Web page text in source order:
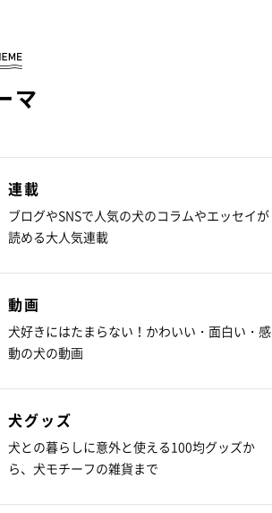
マ
連載
ブログやSNSで人気の犬のコラムやエッセイが
読める大人気連載
動画
犬好きにはたまらない！かわいい・面白い・感
動の犬の動画
犬グッズ
犬との暮らしに意外と使える100均グッズか
ら、犬モチーフの雑貨まで